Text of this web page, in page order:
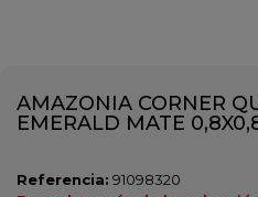
AMAZONIA CORNER
EMERALD MATE
Referencia: 91098320